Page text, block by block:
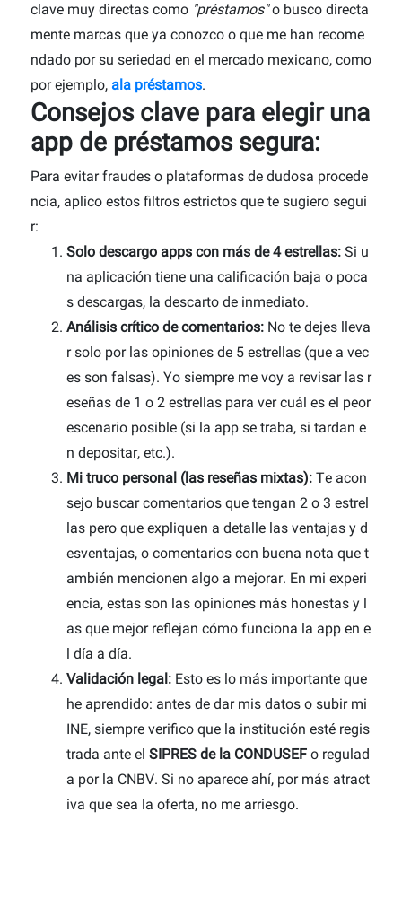
clave muy directas como "préstamos"o busco directa
mente marcas que ya conozco o que me han recome
ndado por su seriedad en el mercado mexicano, como
por ejemplo, ala préstamos.
Consejos clave para elegir una
app de préstamos segura:
Para evitar fraudes o plataformas de dudosa procede
ncia, aplico estos filtros estrictos que te sugiero segui
r:
Solo descargo apps con más de 4 estrellas: Si u
na aplicación tiene una calificación baja o poca
s descargas, la descarto de inmediato.
Análisis crítico de comentarios: No te dejes lleva
r solo por las opiniones de 5 estrellas (que a vec
es son falsas). Yo siempre me voy a revisar las r
eseñas de 1 o 2 estrellas para ver cuál es el peor
escenario posible (si la app se traba, si tardan e
n depositar, etc.).
Mi truco personal (las reseñas mixtas): Te acon
sejo buscar comentarios que tengan 2 o 3 estrel
las pero que expliquen a detalle las ventajas y d
esventajas, o comentarios con buena nota que t
ambién mencionen algo a mejorar. En mi experi
encia, estas son las opiniones más honestas y l
as que mejor reflejan cómo funciona la app en e
l día a día.
Validación legal: Esto es lo más importante que
he aprendido: antes de dar mis datos o subir mi
INE, siempre verifico que la institución esté regis
trada ante el SIPRES de la CONDUSEF o regulad
a por la CNBV. Si no aparece ahí, por más atract
iva que sea la oferta, no me arriesgo.